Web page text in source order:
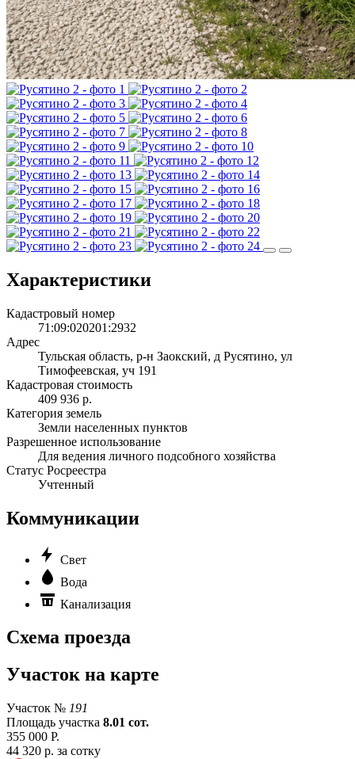
Характеристики
Кадастровый номер
71:09:020201:2932
Адрес
Тульская область, р-н Заокский, д Русятино, ул
Тимофеевская, уч 191
Кадастровая стоимость
409 936 р.
Категория земель
Земли населенных пунктов
Разрешенное использование
Для ведения личного подсобного хозяйства
Статус Росреестра
Учтенный
Коммуникации
Свет
Вода
Канализация
Схема проезда
Участок на карте
Участок № 191
Площадь участка 8.01 сот.
355 000 Р.
44 320 р. за сотку